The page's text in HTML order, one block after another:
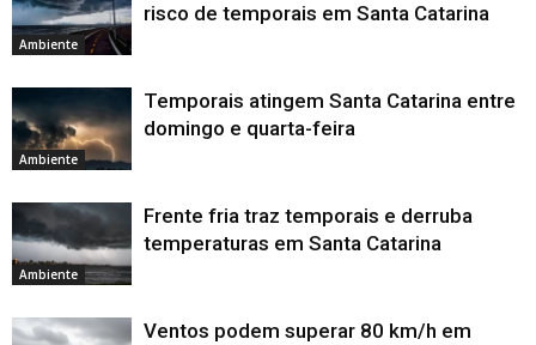
Ambiente
risco de temporais em Santa Catarina
Ambiente
Temporais atingem Santa Catarina entre
domingo e quarta-feira
Ambiente
Frente fria traz temporais e derruba
temperaturas em Santa Catarina
Ventos podem superar 80 km/h em